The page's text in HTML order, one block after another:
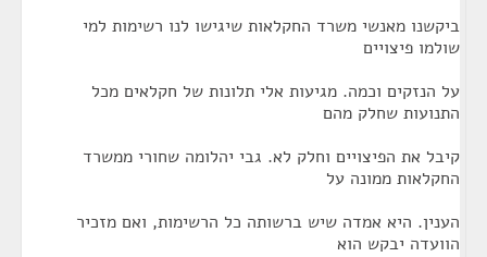
ביקשנו מאנשי משרד החקלאות שיגישו לנו רשימות למי
שולמו פיצויים
על הנזקים וכמה. מגיעות אלי תלונות של חקלאים מכל
התנועות שחלק מהם
קיבל את הפיצויים וחלק לא. גבי יהלומה שחורי ממשרד
החקלאות ממונה על
הענין. היא אמדה שיש ברשותה כל הרשימות, ואם מזכיר
הוועדה יבקש הוא